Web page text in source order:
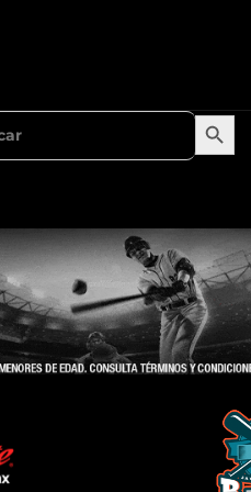
Search Search Button